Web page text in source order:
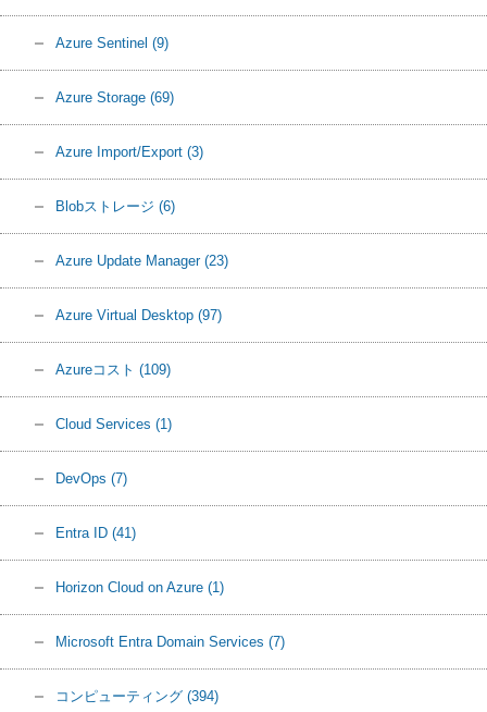
Azure Sentinel (9)
Azure Storage (69)
Azure Import/Export (3)
Blobストレージ (6)
Azure Update Manager (23)
Azure Virtual Desktop (97)
Azureコスト (109)
Cloud Services (1)
DevOps (7)
Entra ID (41)
Horizon Cloud on Azure (1)
Microsoft Entra Domain Services (7)
コンピューティング (394)